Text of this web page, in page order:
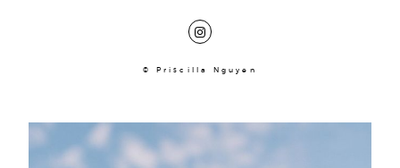
© Priscilla Nguyen